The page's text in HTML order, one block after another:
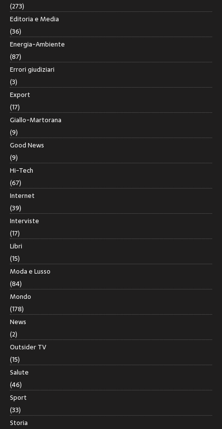
(273)
Editoria e Media
(36)
Energia-Ambiente
(87)
Errori giudiziari
(3)
Export
(17)
Giallo-Martorana
(9)
Good News
(9)
Hi-Tech
(67)
Internet
(39)
Interviste
(17)
Libri
(15)
Moda e Lusso
(84)
Mondo
(178)
News
(2)
Outsider TV
(15)
Salute
(46)
Sport
(33)
Storia